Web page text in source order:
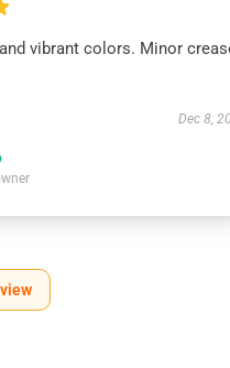
vibrant colors. Minor
Dec 8,